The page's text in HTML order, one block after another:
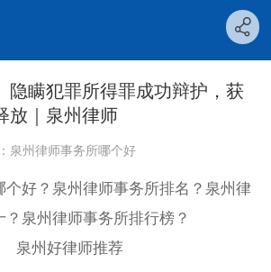
隐瞒犯罪所得罪成功辩护，获
放｜泉州律师
泉州律师事务所哪个好
个好？泉州律师事务所排名？泉州律
泉州律师事务所排行榜？
泉州好律师推荐